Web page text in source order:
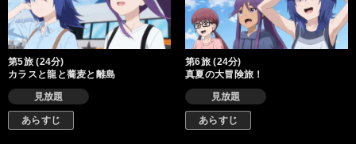
第5旅 (24分)
カラスと龍と蕎麦と離島
見放題
あらすじ
第6旅 (24分)
真夏の大冒険旅！
見放題
あらすじ